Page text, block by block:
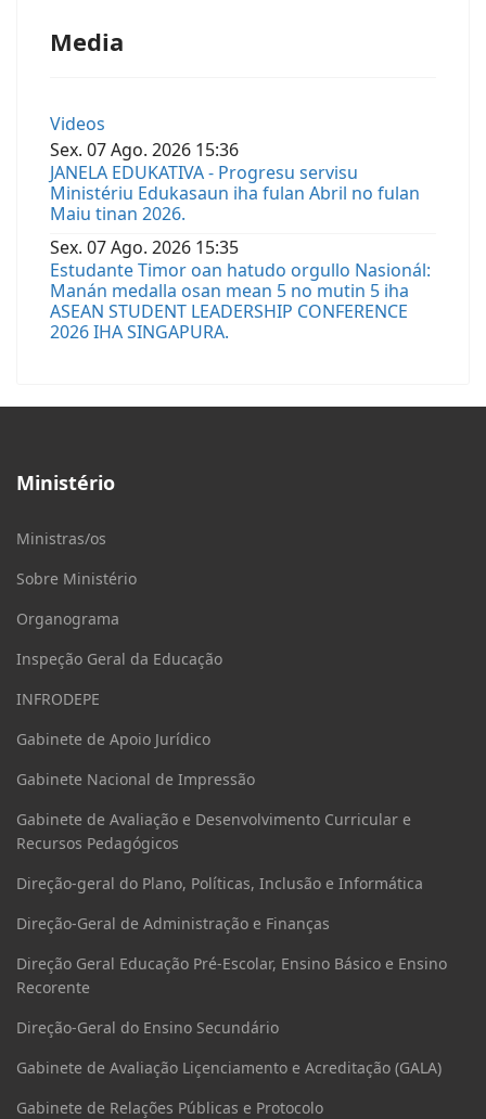
Media
Videos
Sex. 07Ago. 2026 15:36
JANELA EDUKATIVA - Progresu servisu
Ministériu Edukasaun iha fulan Abril no fulan
Maiu tinan 2026.
Sex. 07Ago. 2026 15:35
Estudante Timor oan hatudo orgullo Nasionál:
Manán medalla osan mean 5 no mutin 5 iha
ASEAN STUDENT LEADERSHIP CONFERENCE
2026 IHA SINGAPURA.
Ministério
Ministras/os
Sobre Ministério
Organograma
Inspeção Geral da Educação
INFRODEPE
Gabinete de Apoio Jurídico
Gabinete Nacional de Impressão
Gabinete de Avaliação e Desenvolvimento Curricular e
Recursos Pedagógicos
Direção-geral do Plano, Políticas, Inclusão e Informática
Direção-Geral de Administração e Finanças
Direção Geral Educação Pré-Escolar, Ensino Básico e Ensino
Recorente
Direção-Geral do Ensino Secundário
Gabinete de Avaliação Liçenciamento e Acreditação (GALA)
Gabinete de Relações Públicas e Protocolo